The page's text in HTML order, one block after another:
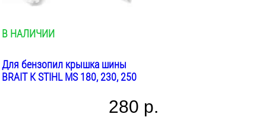
В НАЛИЧИИ
Для бензопил крышка шины
BRAIT К STIHL MS 180, 230, 250
280 р.